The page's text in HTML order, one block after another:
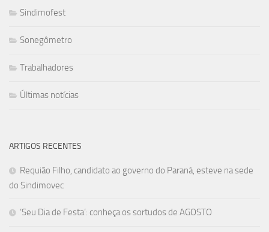
Sindimofest
Sonegômetro
Trabalhadores
Últimas notícias
ARTIGOS RECENTES
Requião Filho, candidato ao governo do Paraná, esteve na sede
do Sindimovec
‘Seu Dia de Festa’: conheça os sortudos de AGOSTO